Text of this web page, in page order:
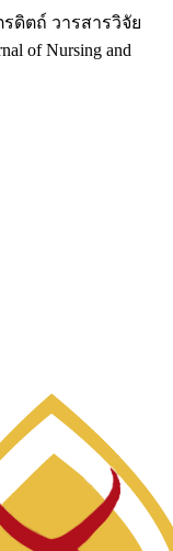
ดิตถ์ วารสารวิจัย
of Nursing and